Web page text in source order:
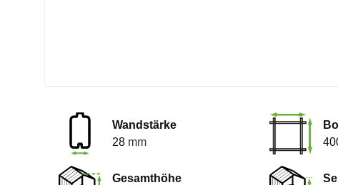
Wandstärke
28 mm
Gesamthöhe